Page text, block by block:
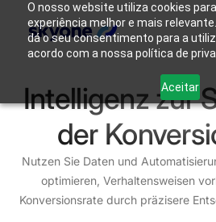
O nosso website utiliza cookies
experiência melhor e mais
dá o seu consentimento para a
acordo com a nossa política de
Aceitar
Skyone?
Lösungen
Login
Intelligenz zur
der
Nutzen Sie Daten und
optimieren, Verhaltensweisen
Konversionsrate durch präzisere